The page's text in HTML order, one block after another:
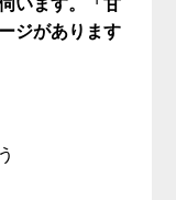
います。「甘
ジがあります